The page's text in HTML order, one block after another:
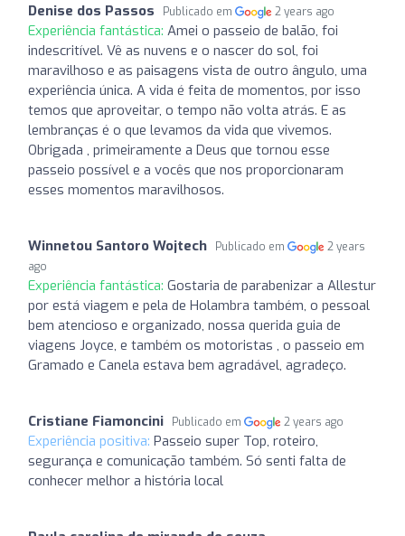
Denise dos Passos Publicado em 2 years ago
Experiência fantástica: Amei o passeio de balão, foi
indescritível. Vê as nuvens e o nascer do sol, foi
maravilhoso e as paisagens vista de outro ângulo, uma
experiência única. A vida é feita de momentos, por isso
temos que aproveitar, o tempo não volta atrás. E as
lembranças é o que levamos da vida que vivemos.
Obrigada , primeiramente a Deus que tornou esse
passeio possível e a vocês que nos proporcionaram
esses momentos maravilhosos.
Winnetou Santoro Wojtech Publicado em
2 years
ago
Experiência fantástica: Gostaria de parabenizar a Allestur
por está viagem e pela de Holambra também, o pessoal
bem atencioso e organizado, nossa querida guia de
viagens Joyce, e também os motoristas , o passeio em
Gramado e Canela estava bem agradável, agradeço.
Cristiane Fiamoncini Publicado em 2 years ago
Experiência positiva: Passeio super Top, roteiro,
segurança e comunicação também. Só senti falta de
conhecer melhor a história local